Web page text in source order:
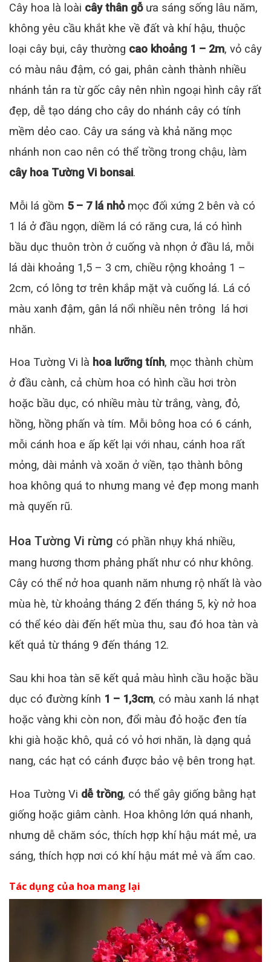
Cây hoa là loài cây thân gỗưa sáng sống lâu năm,
không yêu cầu khắt khe về đất và khí hậu, thuộc
loại cây bụi, cây thường cao khoảng 1 – 2m, vỏ cây
có màu nâu đậm, có gai, phân cành thành nhiều
nhánh tản ra từ gốc cây nên nhìn ngoại hình cây rất
đẹp, dễ tạo dáng cho cây do nhánh cây có tính
mềm dẻo cao. Cây ưa sáng và khả năng mọc
nhánh non cao nên có thể trồng trong chậu, làm
cây hoa Tường Vi bonsai.
Mỗi lá gồm 5 – 7 lá nhỏmọc đối xứng 2 bên và có
1 lá ở đầu ngọn, diềm lá có răng cưa, lá có hình
bầu dục thuôn tròn ở cuống và nhọn ở đầu lá, mỗi
lá dài khoảng 1,5 – 3 cm, chiều rộng khoảng 1 –
2cm, có lông tơ trên khắp mặt và cuống lá. Lá có
màu xanh đậm, gân lá nổi nhiều nên trông lá hơi
nhăn.
Hoa Tường Vi là hoa lưỡng tính, mọc thành chùm
ở đầu cành, cả chùm hoa có hình cầu hơi tròn
hoặc bầu dục, có nhiều màu từ trắng, vàng, đỏ,
hồng, hồng phấn và tím. Mỗi bông hoa có 6 cánh,
mỗi cánh hoa e ấp kết lại với nhau, cánh hoa rất
mỏng, dài mảnh và xoăn ở viền, tạo thành bông
hoa không quá to nhưng mang vẻ đẹp mong manh
mà quyến rũ.
Hoa Tường Vi rừng có phần nhụy khá nhiều,
mang hương thơm phảng phất như có như không.
Cây có thể nở hoa quanh năm nhưng rộ nhất là vào
mùa hè, từ khoảng tháng 2 đến tháng 5, kỳ nở hoa
có thể kéo dài đến hết mùa thu, sau đó hoa tàn và
kết quả từ tháng 9 đến tháng 12.
Sau khi hoa tàn sẽ kết quả màu hình cầu hoặc bầu
dục có đường kính 1 – 1,3cm, có màu xanh lá nhạt
hoặc vàng khi còn non, đổi màu đỏ hoặc đen tía
khi già hoặc khô, quả có vỏ hơi nhăn, là dạng quả
nang, các hạt có cánh được bảo vệ bên trong hạt.
Hoa Tường Vi dễ trồng, có thể gây giống bằng hạt
giống hoặc giâm cành. Hoa không lớn quá nhanh,
nhưng dễ chăm sóc, thích hợp khí hậu mát mẻ, ưa
sáng, thích hợp nơi có khí hậu mát mẻ và ẩm cao.
Tác dụng của hoa mang lại